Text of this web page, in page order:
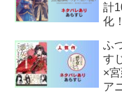
計
化
ふ
す
×
ア